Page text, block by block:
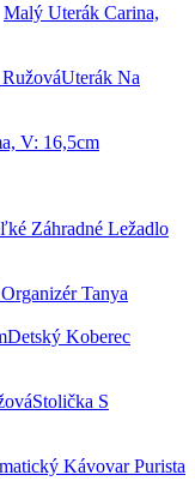
Malý Uterák Carina,
Uterák Na
V: 16,5cm
Záhradné Ležadlo
Tanya
Detský Koberec
Stolička S
Kávovar Purista